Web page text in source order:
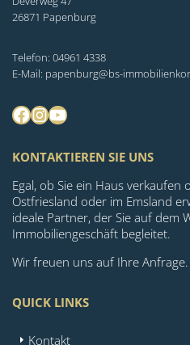
26871 Papenburg
Telefon: 04961 4338
E-Mail: papenburg@bs-
Facebook
Instagram
YouTube
KONTAKTIEREN SIE UNS
Egal, ob Sie ein Haus
Ostfriesland oder im Emsland
ideale Partner, der Sie auf dem
Immobiliengeschäft begleitet.
Wir freuen uns auf Ihre Anfrage.
QUICK LINKS
Kontakt